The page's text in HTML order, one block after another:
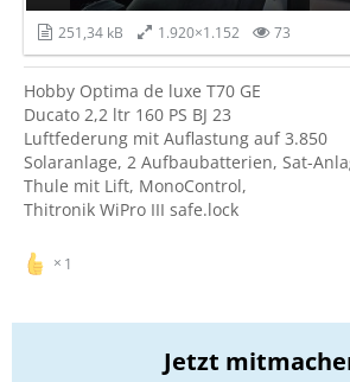
251,34 kB 1.920×1.152 73
Hobby Optima de luxe T70 GE
Ducato 2,2 ltr 160 PS BJ 23
Luftfederung mit Auflastung auf 3.850
Solaranlage, 2 Aufbaubatterien, Sat-
Thule mit Lift, MonoControl,
Thitronik WiPro III safe.lock
1
Jetzt